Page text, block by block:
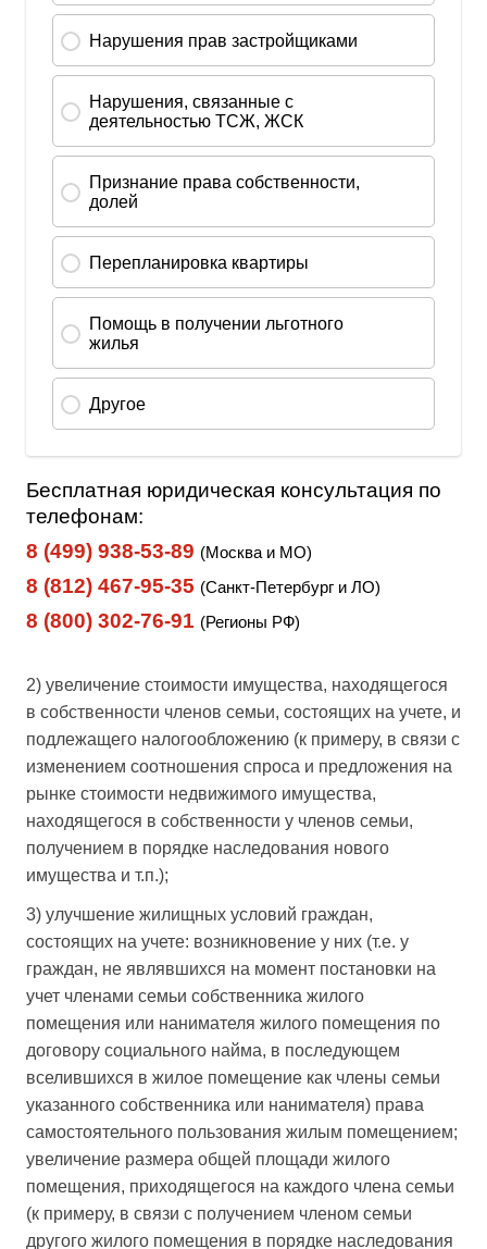
Бесплатная юридическая консультация по
телефонам:
8 (499) 938-53-89 (Москва и МО)
8 (812) 467-95-35 (Санкт-Петербург и ЛО)
8 (800) 302-76-91 (Регионы РФ)
2) увеличение стоимости имущества, находящегося
в собственности членов семьи, состоящих на учете, и
подлежащего налогообложению (к примеру, в связи с
изменением соотношения спроса и предложения на
рынке стоимости недвижимого имущества,
находящегося в собственности у членов семьи,
получением в порядке наследования нового
имущества и т.п.);
3) улучшение жилищных условий граждан,
состоящих на учете: возникновение у них (т.е. у
граждан, не являвшихся на момент постановки на
учет членами семьи собственника жилого
помещения или нанимателя жилого помещения по
договору социального найма, в последующем
вселившихся в жилое помещение как члены семьи
указанного собственника или нанимателя) права
самостоятельного пользования жилым помещением;
увеличение размера общей площади жилого
помещения, приходящегося на каждого члена семьи
(к примеру, в связи с получением членом семьи
другого жилого помещения в порядке наследования